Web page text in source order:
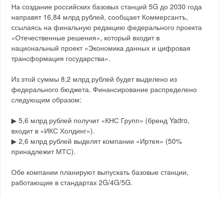
На создание российских базовых станций 5G до 2030 года
направят 16,84 млрд рублей, сообщает Коммерсантъ,
ссылаясь на финальную редакцию федерального проекта
«Отечественные решения», который входит в
национальный проект «Экономика данных и цифровая
трансформация государства».
Из этой суммы 8,2 млрд рублей будет выделено из
федерального бюджета. Финансирование распределено
следующим образом:
▶︎ 5,6 млрд рублей получит «КНС Групп» (бренд Yadro,
входит в «ИКС Холдинг»).
▶︎ 2,6 млрд рублей выделят компании «Иртея» (50%
принадлежит МТС).
Обе компании планируют выпускать базовые станции,
работающие в стандартах 2G/4G/5G.